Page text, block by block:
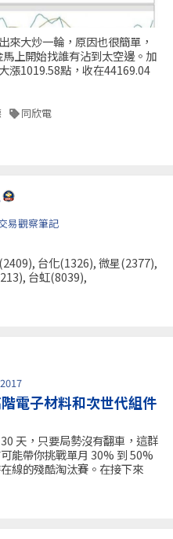
來大炒一輪，原因也很簡單，
上開始找誰有沾到太空邊。加
漲1019.58點，收在44169.04
同欣電
易觀察筆記
台化(1326), 微星(2377),
台虹(8039),
電子材料和次世代組件
天，只要局勢沒有翻車，這群
能帶你挑戰單月 30% 到 50%
線的殘酷淘汰賽。在接下來